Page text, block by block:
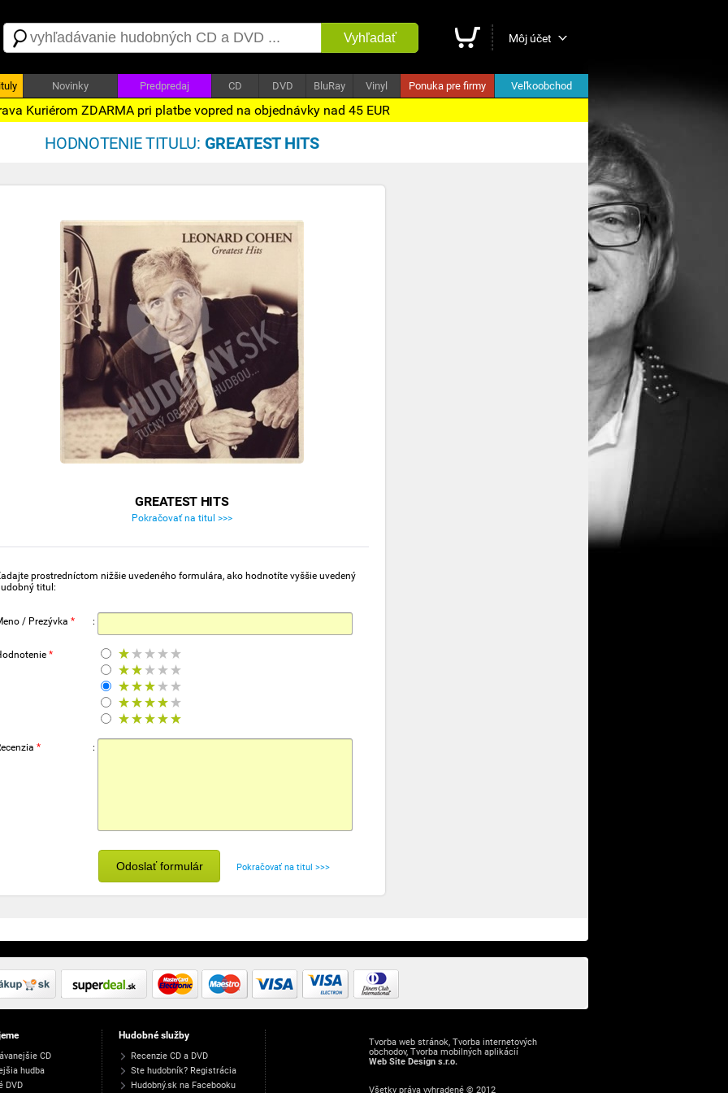
Vyhľadať Môj účet
Novinky Predpredaj CD DVD BluRay Vinyl Ponuka pre firmy Veľkoobchod
Kuriérom ZDARMA pri platbe vopred na objednávky nad 45 EUR
HODNOTENIE TITULU: GREATEST HITS
GREATEST HITS
Pokračovať na titul >>>
prostredníctom nižšie uvedeného formulára, ako hodnotíte vyššie uvedený
titul:
/ Prezývka * :
*
* :
Odoslať formulár Pokračovať na titul >>>
CD
hudba
DVD
Hudobné služby
Recenzie CD a DVD
Ste hudobník? Registrácia
Hudobný.sk na Facebooku
Tvorba web stránok, Tvorba internetových
obchodov, Tvorba mobilných aplikácií
Web Site Design s.r.o.
Všetky práva vyhradené © 2012